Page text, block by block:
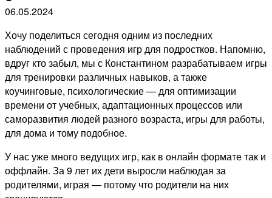
06.05.2024
Хочу поделиться сегодня одним из последних
наблюдений с проведения игр для подростков. Напомню,
вдруг кто забыл, мы с Константином разрабатываем игры
для тренировки различных навыков, а также
коучинговые, психологические — для оптимизации
времени от учебных, адаптационных процессов или
саморазвития людей разного возраста, игры для работы,
для дома и тому подобное.
У нас уже много ведущих игр, как в онлайн формате так и
оффлайн. За 9 лет их дети выросли наблюдая за
родителями, играя — потому что родители на них